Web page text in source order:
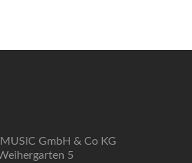
GmbH & Co KG
5